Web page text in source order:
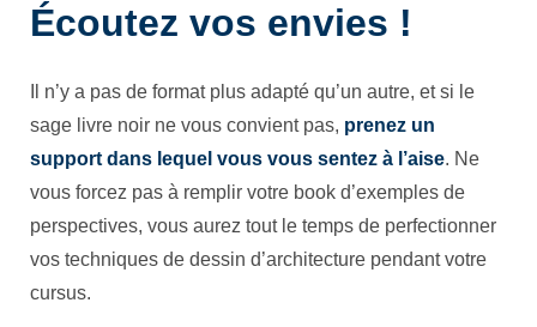
Écoutez vos envies !
Il n’y a pas de format plus adapté qu’un autre, et si le
sage livre noir ne vous convient pas, prenez un
support dans lequel vous vous sentez à l’aise. Ne
vous forcez pas à remplir votre book d’exemples de
perspectives, vous aurez tout le temps de perfectionner
vos techniques de dessin d’architecture pendant votre
cursus.